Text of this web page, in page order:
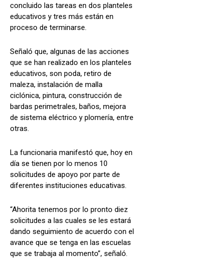
concluido las tareas en dos planteles
educativos y tres más están en
proceso de terminarse.
Señaló que, algunas de las acciones
que se han realizado en los planteles
educativos, son poda, retiro de
maleza, instalación de malla
ciclónica, pintura, construcción de
bardas perimetrales, baños, mejora
de sistema eléctrico y plomería, entre
otras.
La funcionaria manifestó que, hoy en
día se tienen por lo menos 10
solicitudes de apoyo por parte de
diferentes instituciones educativas.
“Ahorita tenemos por lo pronto diez
solicitudes a las cuales se les estará
dando seguimiento de acuerdo con el
avance que se tenga en las escuelas
que se trabaja al momento”, señaló.